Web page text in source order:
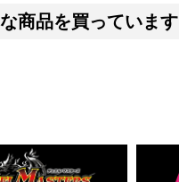
商品を買っています